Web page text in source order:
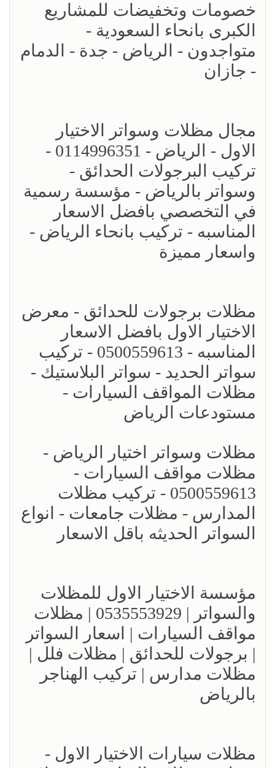
خصومات وتخفيضات للمشاريع
الكبرى بانحاء السعودية -
متواجدون - الرياض - جدة - الدمام
- جازان
مجال مظلات وسواتر الاختيار
الاول - الرياض - 0114996351 -
تركيب البرجولات الحدائق -
وسواتر بالرياض - مؤسسة رسمية
في التخصصي بافضل الاسعار
المناسبه - تركيب بانحاء الرياض -
واسعار مميزة
مظلات برجولات للحدائق - معرض
الاختيار الاول بافضل الاسعار
المناسبه - 0500559613 - تركيب
سواتر الحديد - سواتر البلاستيك -
مظلات المواقف السيارات -
مستودعات الرياض
مظلات وسواتر اختيار الرياض -
مظلات مواقف السيارات -
0500559613 - تركيب مظلات
المدارس - مظلات جامعات - انواع
السواتر الحديثه باقل الاسعار
مؤسسة الاختيار الاول للمظلات
والسواتر | 0535553929 | مظلات
مواقف السيارات | اسعار السواتر
| برجولات للحدائق | مظلات فلل |
مظلات مدارس | تركيب الهناجر
بالرياض
مظلات سيارات الاختيار الاول -